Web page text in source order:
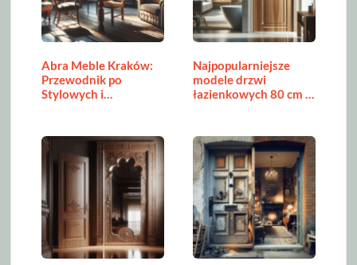
Abra Meble Kraków:
Przewodnik po
Stylowych i…
Najpopularniejsze
modele drzwi
łazienkowych 80 cm –